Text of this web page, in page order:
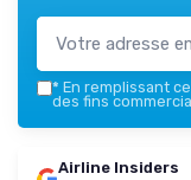
* En remplissant
des fins
Airline Insiders